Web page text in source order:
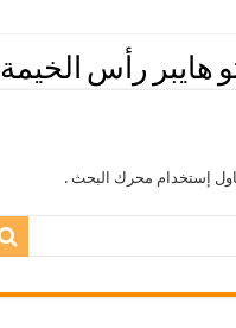
رأس الخيمة
إستخدام محرك البحث .